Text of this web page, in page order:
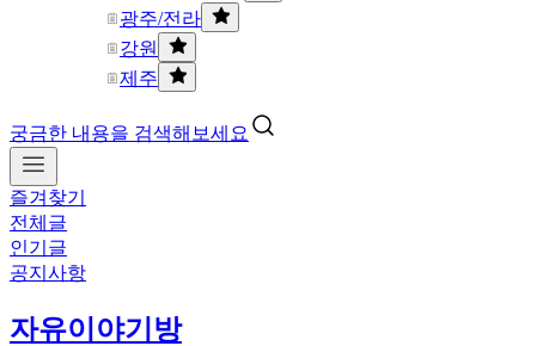
광주/전라
강원
제주
궁금한 내용을 검색해보세요
즐겨찾기
전체글
인기글
공지사항
자유이야기방